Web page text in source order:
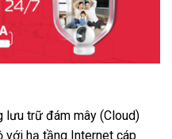
lưu trữ đám mây (Cloud)
với hạ tầng Internet cáp